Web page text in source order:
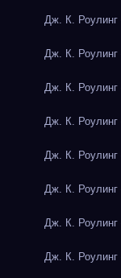
Дж. К. Роулинг
Дж. К. Роулинг
Дж. К. Роулинг
Дж. К. Роулинг
Дж. К. Роулинг
Дж. К. Роулинг
Дж. К. Роулинг
Дж. К. Роулинг